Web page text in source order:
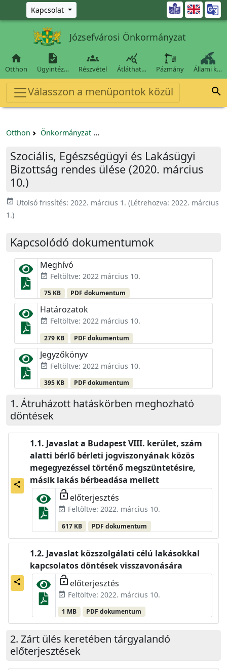
Ugrás a fő tartalomra
Kapcsolat 
Józsefvárosi Önkormányzat

Otthon

Ügyintéz…

Részvétel

Átláthat… Pázmány Állami k…
Válasszon a menüpontok közül 
Otthon Önkormányzat
Szociális, Egészségügyi és Lakásügyi
Bizottság rendes ülése (2020. március
10.)
event_available Utolsó frissítés: 2022. március 1. (Létrehozva: 2022. március
1.)
Kapcsolódó dokumentumok
Meghívó
event_available Feltöltve: 2022 március 10.
75 KB PDF dokumentum
Határozatok
event_available Feltöltve: 2022 március 10.
279 KB PDF dokumentum
Jegyzőkönyv
event_available Feltöltve: 2022 március 10.
395 KB PDF dokumentum
Átruházott hatáskörben meghozható
döntések
share
Javaslat a Budapest VIII. kerület, szám
alatti bérlő bérleti jogviszonyának közös
megegyezéssel történő megszüntetésire,
másik lakás bérbeadása mellett
lock_open előterjesztés
event_available Feltöltve: 2022. március 10.
617 KB PDF dokumentum
share
Javaslat közszolgálati célú lakásokkal
kapcsolatos döntések visszavonására
lock_open előterjesztés
event_available Feltöltve: 2022. március 10.
1 MB PDF dokumentum
Zárt ülés keretében tárgyalandó
előterjesztések